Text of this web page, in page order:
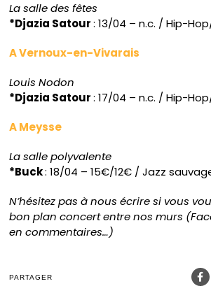
La salle des fêtes
*Djazia Satour: 13/04 – n.c. / Hip-
A Vernoux-en-Vivarais
Louis Nodon
*Djazia Satour: 17/04 – n.c. / Hip-
A Meysse
La salle polyvalente
*Buck: 18/04 – 15€/12€ / Jazz
N’hésitez pas à nous écrire si vous
bon plan concert entre nos murs
en commentaires…)
PARTAGER